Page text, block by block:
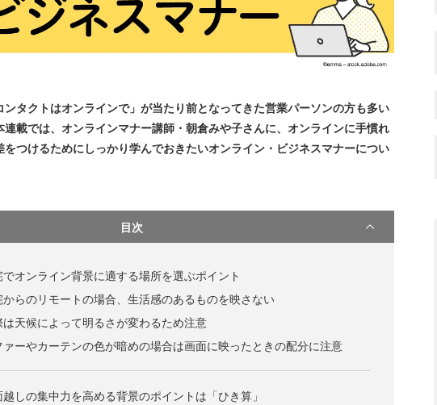
ンタクトはオンラインで」が当たり前となってきた営業パーソンの方も多い
載では、オンラインマナー講師・朝倉みや子さんに、オンラインに手慣れ
つけるためにしっかり学んでおきたいオンライン・ビジネスマナーについ
目次
でオンライン背景に適する場所を選ぶポイント
からのリモートの場合、生活感のあるものを映さない
は天候によって明るさが変わるため注意
ァーやカーテンの色が暗めの場合は画面に映ったときの配分に注意
しの集中力を高める背景のポイントは「ひき算」